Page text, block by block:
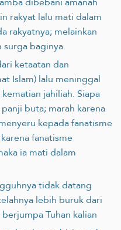
rakyat lalu mati dalam
rakyatnya; melainkan
baginya.‎
ketaatan dan
Islam) lalu meninggal
jahiliah. Siapa
buta; marah karena
kepada fanatisme
fanatisme
ia mati dalam
tidak datang
lebih buruk dari
Tuhan kalian